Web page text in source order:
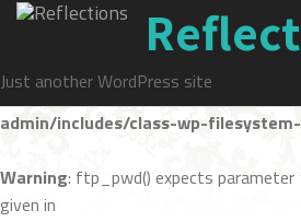
: ftp_nlist() expects parameter
/home/users/0/amadeusrecord/
admin/includes/class-wp-
Warning: ftp_pwd() expects parameter
given in
Just another WordPress site